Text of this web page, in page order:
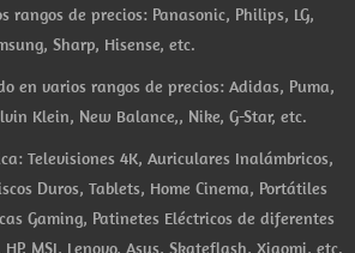
rangos de precios: Panasonic, Philips, LG,
Sharp, Hisense, etc.
en varios rangos de precios: Adidas, Puma,
Klein, New Balance,, Nike, G-Star, etc.
Televisiones 4K, Auriculares Inalámbricos,
Duros, Tablets, Home Cinema, Portátiles
Gaming, Patinetes Eléctricos de diferentes
MSI, Lenovo, Asus, Skateflash, Xiaomi, etc.